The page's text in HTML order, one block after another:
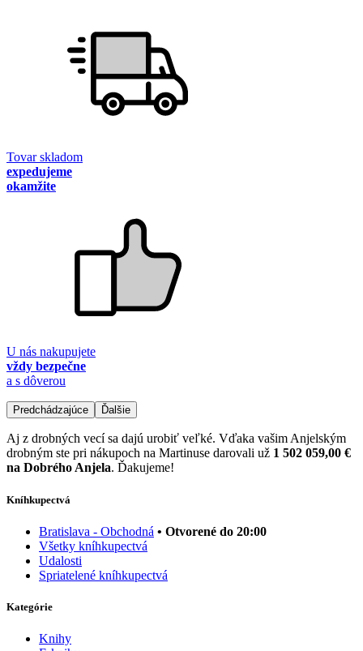
Tovar skladom
expedujeme
okamžite
U nás nakupujete
vždy bezpečne
a s dôverou
Predchádzajúce Ďalšie
Aj z drobných vecí sa dajú urobiť veľké. Vďaka vašim Anjelským
drobným ste pri nákupoch na Martinuse darovali už 1 502 059,00 €
na Dobrého Anjela. Ďakujeme!
Kníhkupectvá
Bratislava - Obchodná • Otvorené do 20:00
Všetky kníhkupectvá
Udalosti
Spriatelené kníhkupectvá
Kategórie
Knihy